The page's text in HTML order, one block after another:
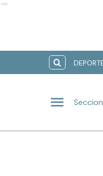
Ads